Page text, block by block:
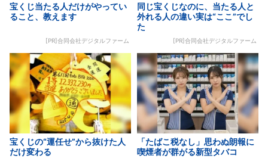
宝くじ当たる人だけがやってい
ること、教えます
[PR]合同会社デジタルファーム
同じ宝くじなのに、当たる人と
外れる人の違い実は“ここ”でし
た
[PR]合同会社デジタルファーム
宝くじの“運任せ”から抜けた人
だけ変わる
「たばこ税なし」思わぬ朗報に
喫煙者が群がる新型タバコ